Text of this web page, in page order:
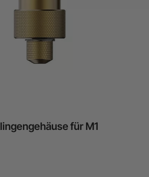
approval.
Learn more
für M1